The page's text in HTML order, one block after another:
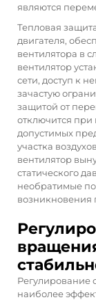
являются
Тепловая
двигателя,
вентилятора в
вентилятор
сети, доступ к
зачастую
защитой от
отключится
допустимых
участка
вентилятор
статического
необратимые
возникновения
Регулирование
наиболее